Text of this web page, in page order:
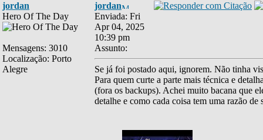
jordan
Hero Of The Day
Mensagens: 3010
Localização: Porto
Alegre
jordan
Enviada: Fri
Apr 04, 2025
10:39 pm
Assunto:
Se já foi postado aqui, ignorem. Não tinha
Para quem curte a parte mais técnica e
(fora os backups). Achei muito bacana que
detalhe e como cada coisa tem uma razão